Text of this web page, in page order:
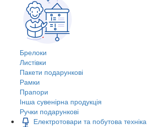
Брелоки
Листівки
Пакети подарункові
Рамки
Прапори
Інша сувенірна продукція
Ручки подарункові
Електротовари та побутова техніка